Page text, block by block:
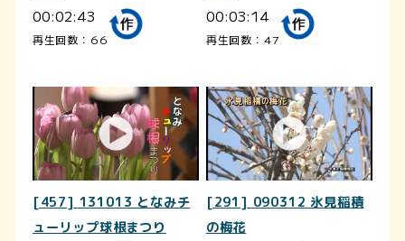
00:02:43
再生回数：66
00:03:14
再生回数：47
[457] 131013 となみチ
ューリップ球根まつり
[291] 090312 氷見稲積
の梅花